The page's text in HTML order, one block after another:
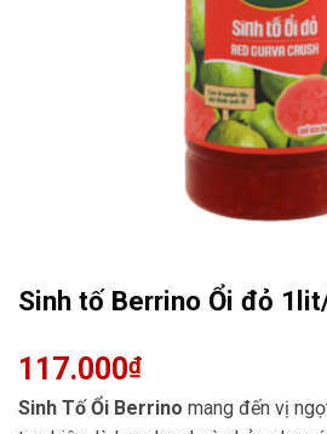
Sinh tố Berrino Ổi đỏ
117.000₫
Sinh Tố Ổi Berrino mang đến vị